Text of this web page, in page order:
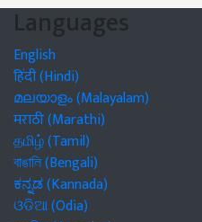
Languages
English
हिंदी (Hindi)
മലയാളം (Malayalam)
मराठी (Marathi)
தமிழ் (Tamil)
বাঙালি (Bengali)
ಕನ್ನಡ (Kannada)
ଓଡିଆ (Odia)